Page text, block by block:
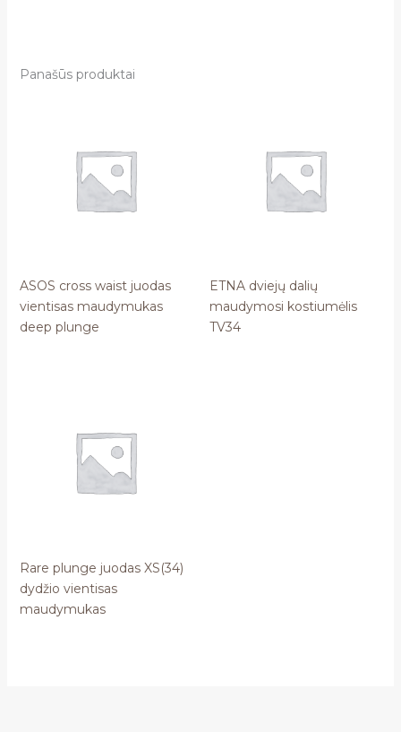
Panašūs produktai
ASOS cross waist juodas
vientisas maudymukas
deep plunge
ETNA dviejų dalių
maudymosi kostiumėlis
TV34
Rare plunge juodas XS(34)
dydžio vientisas
maudymukas